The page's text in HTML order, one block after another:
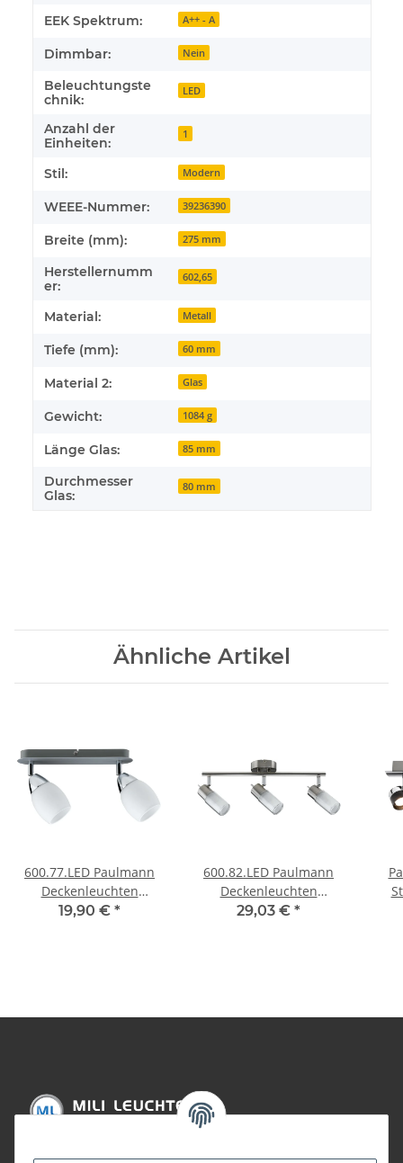
EEK Spektrum: A++ - A
Dimmbar: Nein
Beleuchtungste
chnik:
LED
Anzahl der
Einheiten:
1
Stil: Modern
WEEE-Nummer: 39236390
Breite (mm): 275 mm
Herstellernumm
er:
602,65
Material: Metall
Tiefe (mm): 60 mm
Material 2: Glas
Gewicht: 1084 g
Länge Glas: 85 mm
Durchmesser
Glas:
80 mm
Ähnliche Artikel
600.77.LED Paulmann
Deckenleuchten
Spotlights Wolba Balken
19,90 € *
600.82.LED Paulmann
Deckenleuchten
Spotlights Zygla Balken
29,03 € *